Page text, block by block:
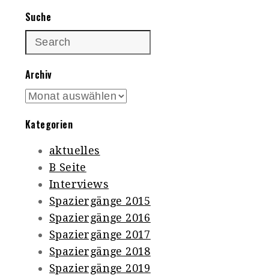
Suche
Archiv
Archiv
Kategorien
aktuelles
B Seite
Interviews
Spaziergänge 2015
Spaziergänge 2016
Spaziergänge 2017
Spaziergänge 2018
Spaziergänge 2019